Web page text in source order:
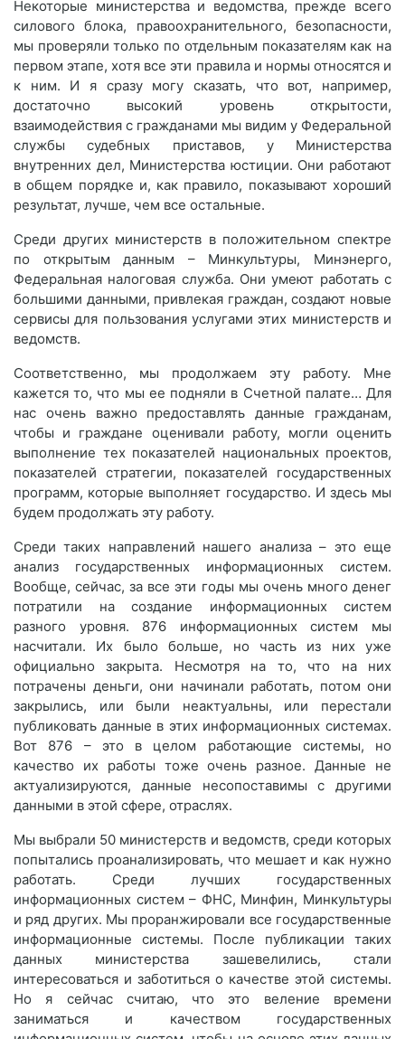
Некоторые министерства и ведомства, прежде всего
силового блока, правоохранительного, безопасности,
мы проверяли только по отдельным показателям как на
первом этапе, хотя все эти правила и нормы относятся и
к ним. И я сразу могу сказать, что вот, например,
достаточно высокий уровень открытости,
взаимодействия с гражданами мы видим у Федеральной
службы судебных приставов, у Министерства
внутренних дел, Министерства юстиции. Они работают
в общем порядке и, как правило, показывают хороший
результат, лучше, чем все остальные.
Среди других министерств в положительном спектре
по открытым данным – Минкультуры, Минэнерго,
Федеральная налоговая служба. Они умеют работать с
большими данными, привлекая граждан, создают новые
сервисы для пользования услугами этих министерств и
ведомств.
Соответственно, мы продолжаем эту работу. Мне
кажется то, что мы ее подняли в Счетной палате… Для
нас очень важно предоставлять данные гражданам,
чтобы и граждане оценивали работу, могли оценить
выполнение тех показателей национальных проектов,
показателей стратегии, показателей государственных
программ, которые выполняет государство. И здесь мы
будем продолжать эту работу.
Среди таких направлений нашего анализа – это еще
анализ государственных информационных систем.
Вообще, сейчас, за все эти годы мы очень много денег
потратили на создание информационных систем
разного уровня. 876 информационных систем мы
насчитали. Их было больше, но часть из них уже
официально закрыта. Несмотря на то, что на них
потрачены деньги, они начинали работать, потом они
закрылись, или были неактуальны, или перестали
публиковать данные в этих информационных системах.
Вот 876 – это в целом работающие системы, но
качество их работы тоже очень разное. Данные не
актуализируются, данные несопоставимы с другими
данными в этой сфере, отраслях.
Мы выбрали 50 министерств и ведомств, среди которых
попытались проанализировать, что мешает и как нужно
работать. Среди лучших государственных
информационных систем – ФНС, Минфин, Минкультуры
и ряд других. Мы проранжировали все государственные
информационные системы. После публикации таких
данных министерства зашевелились, стали
интересоваться и заботиться о качестве этой системы.
Но я сейчас считаю, что это веление времени
заниматься и качеством государственных